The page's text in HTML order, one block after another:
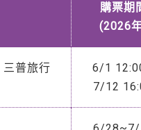
購票期
(2026
三普旅行
6/1
7/12